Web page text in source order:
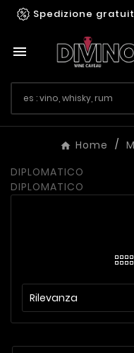
Spedizione

Home
DIPLOMATICO
DIPLOMATICO
Rilevanza